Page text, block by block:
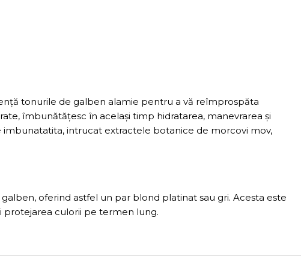
tonurile de galben alamie pentru a vă reîmprospăta
îmbunătățesc în același timp hidratarea, manevrarea și
imbunatatita, intrucat extractele botanice de morcovi mov,
oferind astfel un par blond platinat sau gri. Acesta este
protejarea culorii pe termen lung.